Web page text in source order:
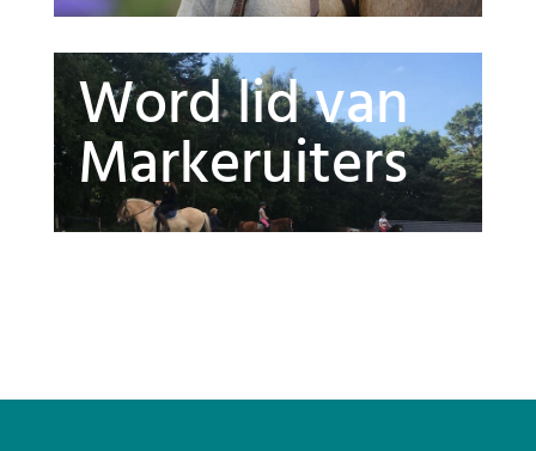
Word lid van
Markeruiters